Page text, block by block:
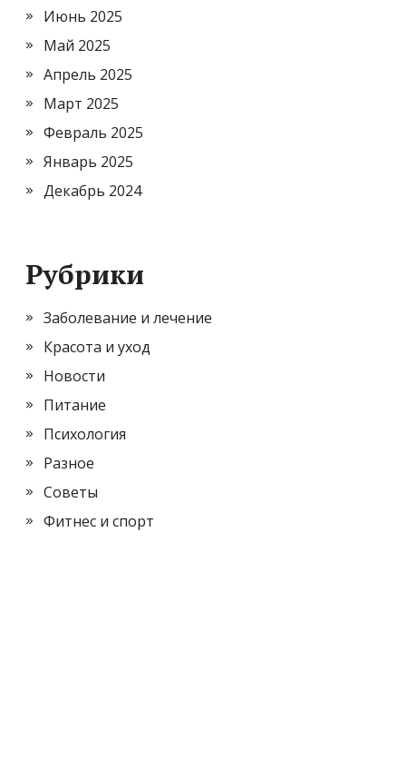
Июнь 2025
Май 2025
Апрель 2025
Март 2025
Февраль 2025
Январь 2025
Декабрь 2024
Рубрики
Заболевание и лечение
Красота и уход
Новости
Питание
Психология
Разное
Советы
Фитнес и спорт